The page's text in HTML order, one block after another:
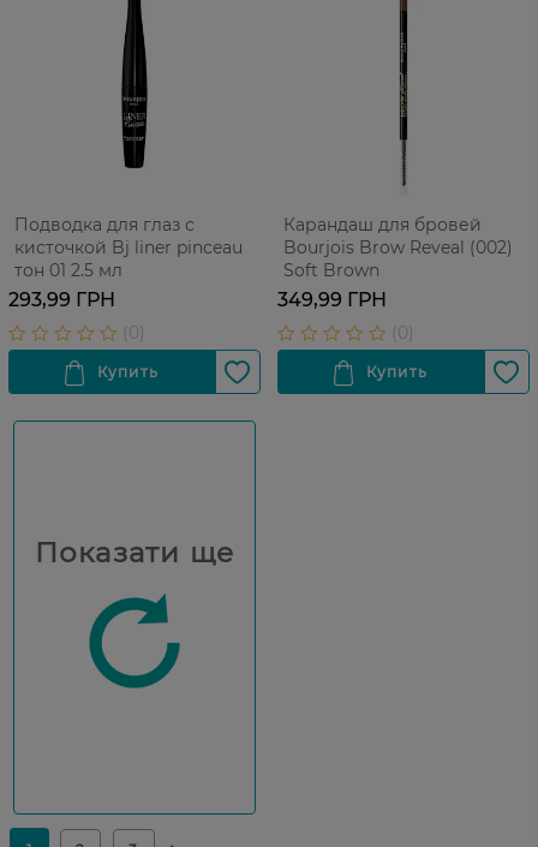
Подводка для глаз с
кисточкой Bj liner pinceau
тон 01 2.5 мл
293,99 ГРН
Карандаш для бровей
Bourjois Brow Reveal (002)
Soft Brown
349,99 ГРН
Показати ще